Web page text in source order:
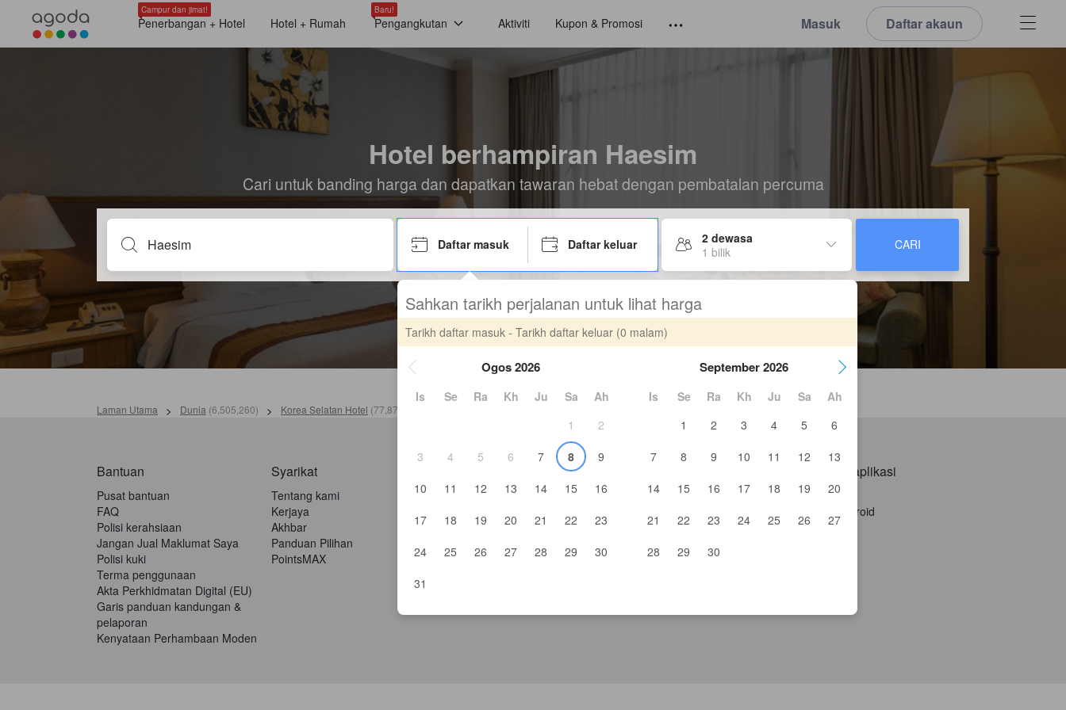
Campur dan jimat!
Penerbangan + Hotel Hotel + Rumah
Baru!
Pengangkutan Aktiviti Kupon & Promosi Masuk Daftar akaun
Hotel berhampiran Haesim
Cari untuk banding harga dan dapatkan tawaran hebat dengan pembatalan percuma
Daftar masuk Daftar keluar
2 dewasa
1 bilik
CARI
Sahkan tarikh perjalanan untuk lihat harga
Tarikh daftar masuk - Tarikh daftar keluar (0 malam)
Ogos 2026
Is Se Ra Kh Ju Sa
Ah
1
2
3
4 5 6 7 8
9
10
11 12 13 14 15
16
17
18 19 20 21 22
23
24
25 26 27 28 29
30
31
September 2026
Is Se Ra Kh Ju Sa
Ah
1
2 3 4 5
6
7
8 9 10 11 12
13
14
15 16 17 18 19
20
21
22 23 24 25 26
27
28
29 30
Laman Utama > Dunia (6,505,260) > Korea Selatan Hotel (77,873
Bantuan
Pusat bantuan
FAQ
Polisi kerahsiaan
Jangan Jual Maklumat Saya
Polisi kuki
Terma penggunaan
Akta Perkhidmatan Digital (EU)
Garis panduan kandungan &
pelaporan
Kenyataan Perhambaan Moden
Syarikat
Tentang kami
Kerjaya
Akhbar
Panduan Pilihan
PointsMAX
Negara
Portal rakan kerjasama YCS
Buat Iklan di Agoda
Dokumentasi API Agoda
Dapatkan aplikasi
Aplikasi iOS
Aplikasi Android